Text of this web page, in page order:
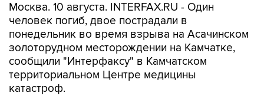
Москва. 10 августа. INTERFAX.RU - Один
человек погиб, двое пострадали в
понедельник во время взрыва на Асачинском
золоторудном месторождении на Камчатке,
сообщили "Интерфаксу" в Камчатском
территориальном Центре медицины
катастроф.